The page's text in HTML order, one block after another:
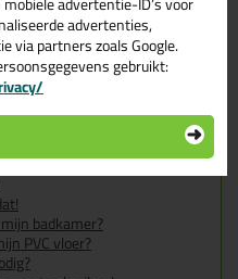
S125
gebruikt:
hoe!
afkitten?
badkamer?
PVC vloer?
advertenties,
via partners zoals Google.
gebruikt: